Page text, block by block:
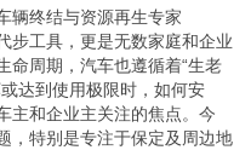
辆终结与资源再生专家
步工具，更是无数家庭和企业
命周期，汽车也遵循着“生老
达到使用极限时，如何安
主和企业主关注的焦点。今
，特别是专注于保定及周边地